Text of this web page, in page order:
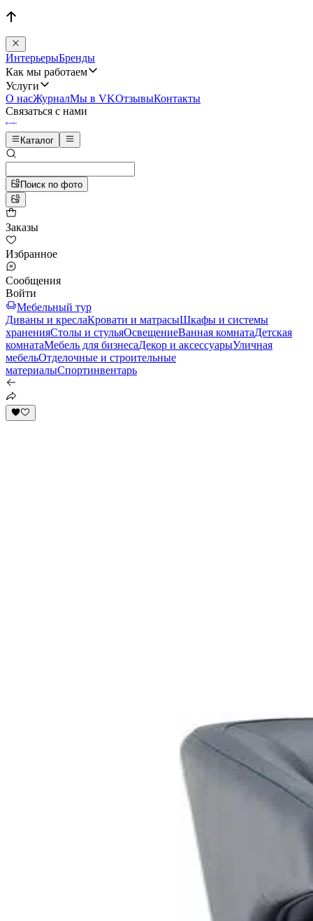
ИнтерьерыБренды
Как мы работаем
Услуги
О насЖурналМы в VKОтзывыКонтакты
Связаться с нами
Каталог
Поиск по фото
Заказы
Избранное
Сообщения
Войти
Мебельный тур
Диваны и креслаКровати и матрасыШкафы и системы
храненияСтолы и стульяОсвещениеВанная комнатаДетская
комнатаМебель для бизнесаДекор и аксессуарыУличная
мебельОтделочные и строительные
материалыСпортинвентарь